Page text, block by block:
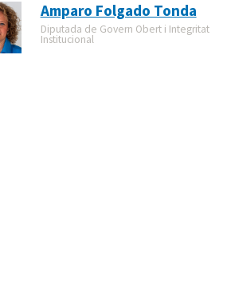
Amparo Folgado Tonda
Diputada de Govern Obert i Integritat
Institucional